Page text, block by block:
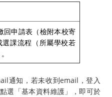
回申請表（檢附本校寄
課流程（所屬學校若
通知，若未收到email，登入
選「基本資料維護」，即可於